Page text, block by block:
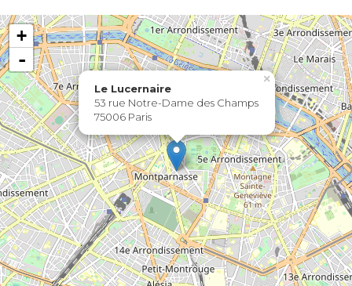
×
Le Lucernaire
53 rue Notre-Dame des Champs
75006 Paris
+
-